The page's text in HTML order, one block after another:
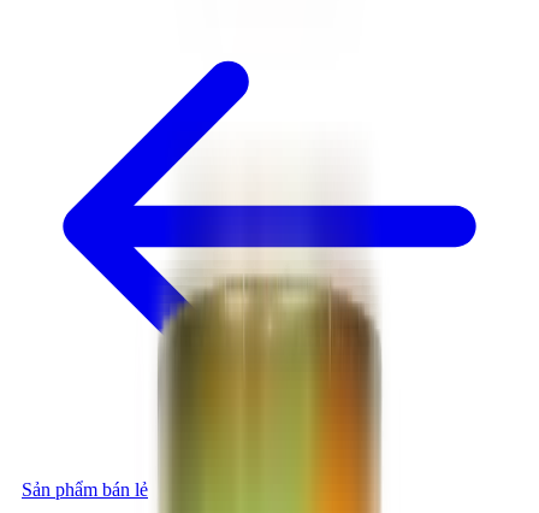
Sản phẩm bán lẻ